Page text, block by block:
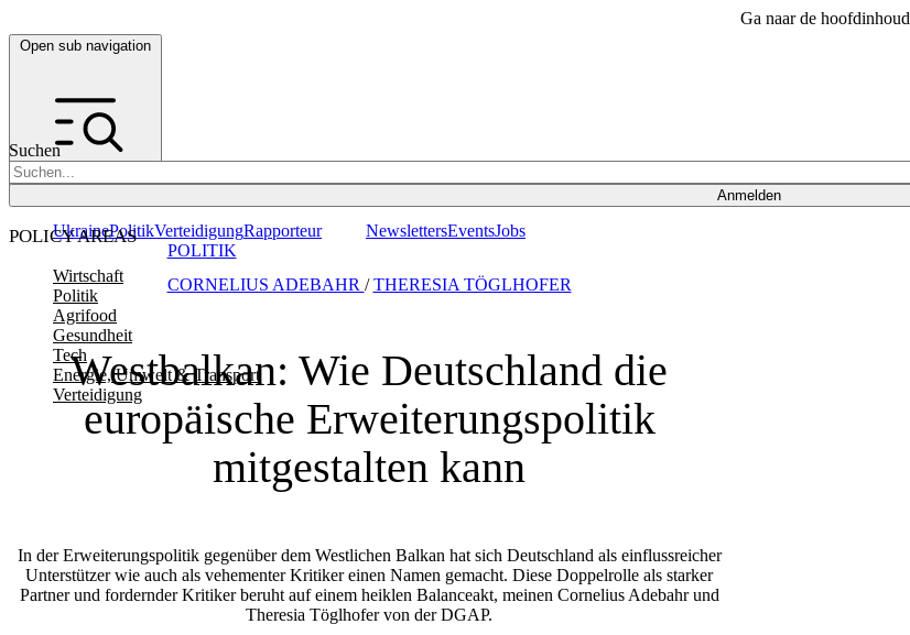
Ga naar de hoofdinhoud
Open sub navigation
Suchen
Anmelden
POLICY AREAS
Wirtschaft
Politik
Agrifood
Gesundheit
Tech
Energie, Umwelt & Transport
Verteidigung
UkrainePolitikVerteidigungRapporteur NewslettersEventsJobs
Westbalkan: Wie Deutschland die
europäische Erweiterungspolitik
mitgestalten kann
In der Erweiterungspolitik gegenüber dem Westlichen Balkan hat sich Deutschland als einflussreicher
Unterstützer wie auch als vehementer Kritiker einen Namen gemacht. Diese Doppelrolle als starker
Partner und fordernder Kritiker beruht auf einem heiklen Balanceakt, meinen Cornelius Adebahr und
Theresia Töglhofer von der DGAP.
CORNELIUS ADEBAHR /THERESIA TÖGLHOFER
POLITIK